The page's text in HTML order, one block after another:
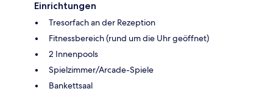
Einrichtungen
Tresorfach an der Rezeption
Fitnessbereich (rund um die Uhr geöffnet)
2 Innenpools
Spielzimmer/Arcade-Spiele
Bankettsaal